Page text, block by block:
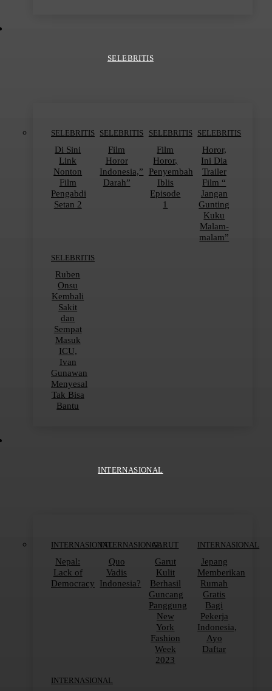
SELEBRITIS
SELEBRITIS
Di Sini
Link
Nonton
Film
Pengabdi
Setan 2
SELEBRITIS
Film
Horor
Indonesia,”
Darah”
SELEBRITIS
Film
Horor,
Penyembah
Iblis
Episode
1
SELEBRITIS
Horor,
Ini Dia
Trailer
Film “
Jangan
Gunting
Kuku
Malam-
malam”
SELEBRITIS
Ruben
Onsu
Kembali
Sakit
dan
Sempat
Masuk
ICU,
Ivan
Gunawan
Menyesal
Tak Bisa
Bantu
INTERNASIONAL
INTERNASIONAL
Nepal:
Lack of
Democracy
INTERNASIONAL
Quo
Vadis
Indonesia?
GARUT
Garut
Kulit
Berhasil
Guncang
Panggung
New
York
Fashion
Week
2023
INTERNASIONAL
Jepang
Memberikan
Rumah
Gratis
Bagi
Pekerja
Indonesia,
Ayo
Daftar
INTERNASIONAL